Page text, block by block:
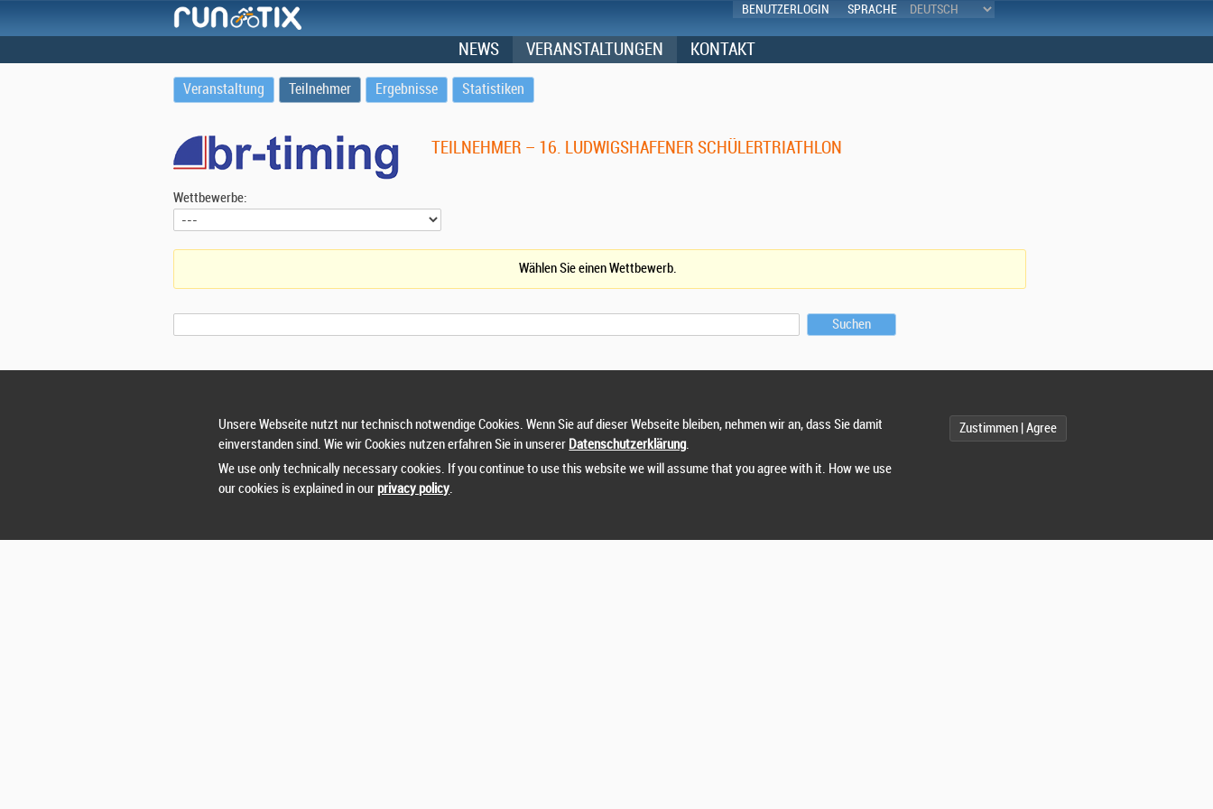
BENUTZERLOGIN SPRACHE
NEWS VERANSTALTUNGEN KONTAKT
Veranstaltung Teilnehmer Ergebnisse Statistiken
TEILNEHMER – 16. LUDWIGSHAFENER SCHÜLERTRIATHLON
Wettbewerbe:
Wählen Sie einen Wettbewerb.
Suchen
Zustimmen | Agree
Unsere Webseite nutzt nur technisch notwendige Cookies. Wenn Sie auf dieser Webseite bleiben, nehmen wir an, dass Sie damit
einverstanden sind. Wie wir Cookies nutzen erfahren Sie in unserer Datenschutzerklärung.
We use only technically necessary cookies. If you continue to use this website we will assume that you agree with it. How we use
our cookies is explained in ourprivacy policy.